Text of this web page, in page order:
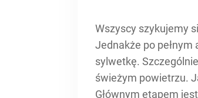
Wszyscy szykujemy
Jednakże po
sylwetkę.
świeżym powietrzu.
Głównym etapem